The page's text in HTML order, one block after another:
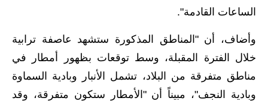
المرحلة الابتدائية
المرحلة المتوسطة
المرحلة الاعدادية
الساعات القادمة".
وأضاف، أن "المناطق المذكورة ستشهد عاصفة ترابية
خلال الفترة المقبلة، وسط توقعات بظهور أمطار في
مناطق متفرقة من البلاد، تشمل الأنبار وبادية السماوة
وبادية النجف"، مبيناً أن "الأمطار ستكون متفرقة، وقد